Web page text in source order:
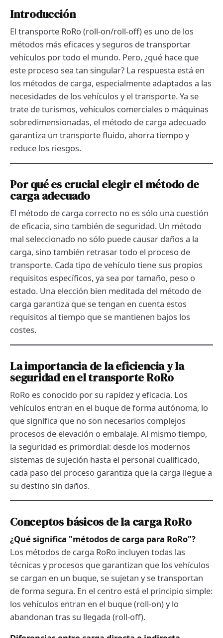
Introducción
El transporte RoRo (roll-on/roll-off) es uno de los
métodos más eficaces y seguros de transportar
vehículos por todo el mundo. Pero, ¿qué hace que
este proceso sea tan singular? La respuesta está en
los métodos de carga, especialmente adaptados a las
necesidades de los vehículos y el transporte. Ya se
trate de turismos, vehículos comerciales o máquinas
sobredimensionadas, el método de carga adecuado
garantiza un transporte fluido, ahorra tiempo y
reduce los riesgos.
Por qué es crucial elegir el método de
carga adecuado
El método de carga correcto no es sólo una cuestión
de eficacia, sino también de seguridad. Un método
mal seleccionado no sólo puede causar daños a la
carga, sino también retrasar todo el proceso de
transporte. Cada tipo de vehículo tiene sus propios
requisitos específicos, ya sea por tamaño, peso o
estado. Una elección bien meditada del método de
carga garantiza que se tengan en cuenta estos
requisitos al tiempo que se mantienen bajos los
costes.
La importancia de la eficiencia y la
seguridad en el transporte RoRo
RoRo es conocido por su rapidez y eficacia. Los
vehículos entran en el buque de forma autónoma, lo
que significa que no son necesarios complejos
procesos de elevación o embalaje. Al mismo tiempo,
la seguridad es primordial: desde los modernos
sistemas de sujeción hasta el personal cualificado,
cada paso del proceso garantiza que la carga llegue a
su destino sin daños.
Conceptos básicos de la carga RoRo
¿Qué significa "métodos de carga para RoRo"?
Los métodos de carga RoRo incluyen todas las
técnicas y procesos que garantizan que los vehículos
se cargan en un buque, se sujetan y se transportan
de forma segura. En el centro está el principio simple:
los vehículos entran en el buque (roll-on) y lo
abandonan tras su llegada (roll-off).